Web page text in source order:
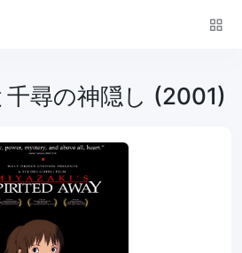
千尋の神隠し (2001)